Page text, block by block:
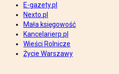
E-gazety.pl
Nexto.pl
Mała księgowość
Kancelarierp.pl
Wieści Rolnicze
Życie Warszawy